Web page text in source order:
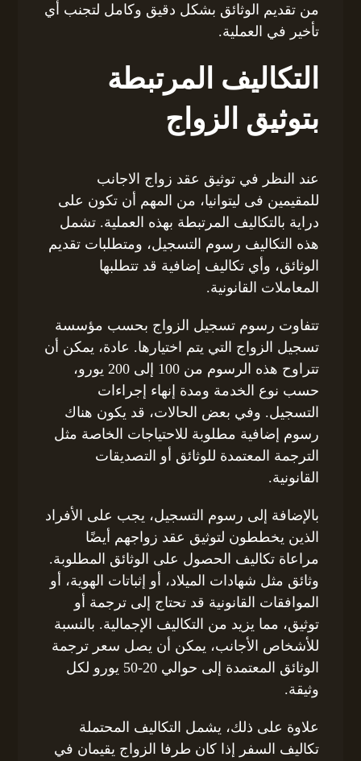
من تقديم الوثائق بشكل دقيق وكامل لتجنب أي
تأخير في العملية.
التكاليف المرتبطة
بتوثيق الزواج
عند النظر في توثيق عقد زواج الاجانب
للمقيمين فى ليتوانيا، من المهم أن تكون على
دراية بالتكاليف المرتبطة بهذه العملية. تشمل
هذه التكاليف رسوم التسجيل، ومتطلبات تقديم
الوثائق، وأي تكاليف إضافية قد تتطلبها
المعاملات القانونية.
تتفاوت رسوم تسجيل الزواج بحسب مؤسسة
تسجيل الزواج التي يتم اختيارها. عادة، يمكن أن
تتراوح هذه الرسوم من 100 إلى 200 يورو،
حسب نوع الخدمة ومدة إنهاء إجراءات
التسجيل. وفي بعض الحالات، قد يكون هناك
رسوم إضافية مطلوبة للاحتياجات الخاصة مثل
الترجمة المعتمدة للوثائق أو التصديقات
القانونية.
بالإضافة إلى رسوم التسجيل، يجب على الأفراد
الذين يخططون لتوثيق عقد زواجهم أيضًا
مراعاة تكاليف الحصول على الوثائق المطلوبة.
وثائق مثل شهادات الميلاد، أو إثباتات الهوية، أو
الموافقات القانونية قد تحتاج إلى ترجمة أو
توثيق، مما يزيد من التكاليف الإجمالية. بالنسبة
للأشخاص الأجانب، يمكن أن يصل سعر ترجمة
الوثائق المعتمدة إلى حوالي 20-50 يورو لكل
وثيقة.
علاوة على ذلك، يشمل التكاليف المحتملة
تكاليف السفر إذا كان طرفا الزواج يقيمان في